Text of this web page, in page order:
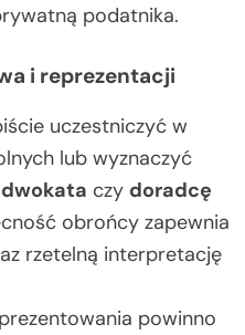
podatnika.
i reprezentacji
uczestniczyć w
lub wyznaczyć
czy doradcę
obrońcy zapewnia
rzetelną interpretację
powinno